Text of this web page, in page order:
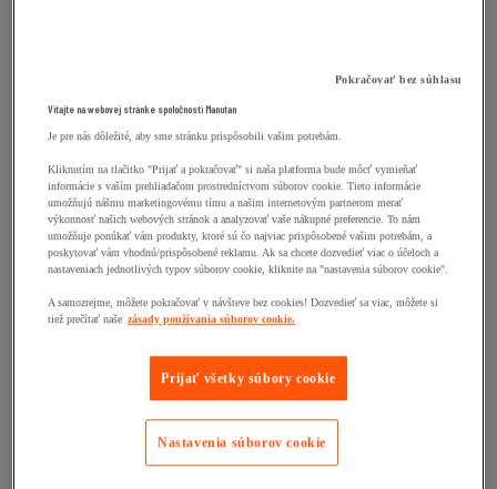
Pokračovať bez súhlasu
Vitajte na webovej stránke spoločnosti Manutan
Je pre nás dôležité, aby sme stránku prispôsobili vašim potrebám.
Kliknutím na tlačitko "Prijať a pokračovať" si naša platforma bude môcť vymieňať
informácie s vaším prehliadačom prostredníctvom súborov cookie. Tieto informácie
umožňujú nášmu marketingovému tímu a našim internetovým partnerom merať
výkonnosť našich webových stránok a analyzovať vaše nákupné preferencie. To nám
umožňuje ponúkať vám produkty, ktoré sú čo najviac prispôsobené vašim potrebám, a
poskytovať vám vhodnú/prispôsobené reklamu. Ak sa chcete dozvedieť viac o účeloch a
nastaveniach jednotlivých typov súborov cookie, kliknite na "nastavenia súborov cookie".
A samozrejme, môžete pokračovať v návšteve bez cookies! Dozvedieť sa viac, môžete si
tiež prečítať naše zásady používania súborov cookie.
Prijať všetky súbory cookie
Nastavenia súborov cookie